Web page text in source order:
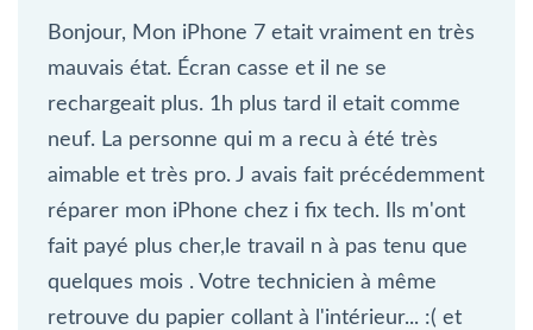
Bonjour, Mon iPhone 7 etait vraiment en très
mauvais état. Écran casse et il ne se
rechargeait plus. 1h plus tard il etait comme
neuf. La personne qui m a recu à été très
aimable et très pro. J avais fait précédemment
réparer mon iPhone chez i fix tech. Ils m'ont
fait payé plus cher,le travail n à pas tenu que
quelques mois . Votre technicien à même
retrouve du papier collant à l'intérieur... :( et